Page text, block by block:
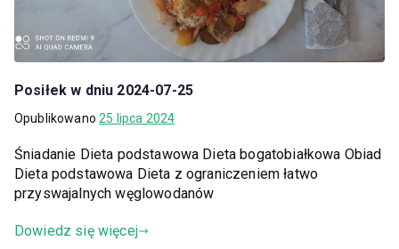
Posiłek w dniu 2024-07-25
Opublikowano25 lipca 2024
Śniadanie Dieta podstawowa Dieta bogatobiałkowa Obiad
Dieta podstawowa Dieta z ograniczeniem łatwo
przyswajalnych węglowodanów
Dowiedz się więcej